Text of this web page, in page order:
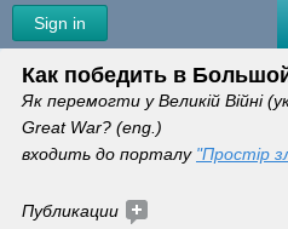
Sign in
Как победить в
Як перемогти у Великій Війні
Great War? (eng.)
входить до порталу "Простір
Публикации